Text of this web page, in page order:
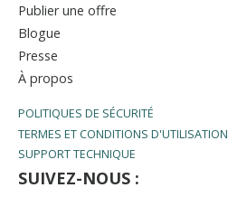
Publier une offre
Blogue
Presse
À propos
POLITIQUES DE SÉCURITÉ
TERMES ET CONDITIONS D'UTILISATION
SUPPORT TECHNIQUE
SUIVEZ-NOUS :